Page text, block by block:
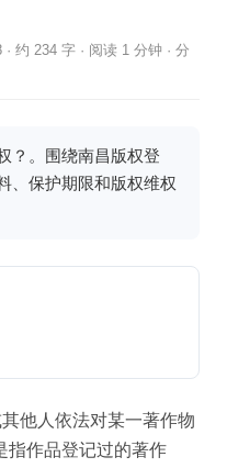
· 约 234 字 · 阅读 1 分钟 · 分
？。围绕南昌版权登
、保护期限和版权维权
他人依法对某一著作物
指作品登记过的著作